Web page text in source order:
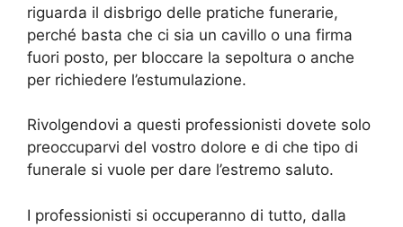
riguarda il disbrigo delle pratiche funerarie,
perché basta che ci sia un cavillo o una firma
fuori posto, per bloccare la sepoltura o anche
per richiedere l’estumulazione.
Rivolgendovi a questi professionisti dovete solo
preoccuparvi del vostro dolore e di che tipo di
funerale si vuole per dare l’estremo saluto.
I professionisti si occuperanno di tutto, dalla